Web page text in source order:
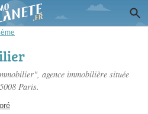
agence immobilière située
Paris.